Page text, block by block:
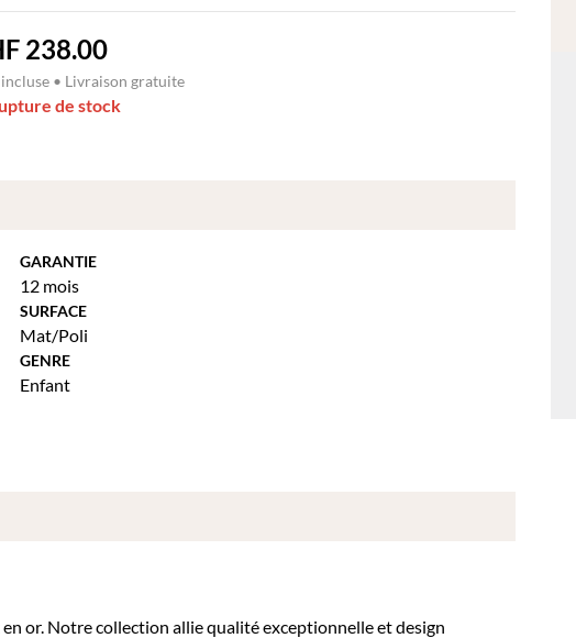
238.00
• Livraison gratuite
de stock
GARANTIE
12 mois
SURFACE
Mat/Poli
GENRE
Enfant
or. Notre collection allie qualité exceptionnelle et design